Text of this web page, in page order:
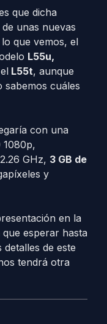
que dicha
unas nuevas
que vemos, el
L55u,
L55t, aunque
sabemos cuáles
con una
1080p,
GHz, 3 GB de
y
en la
esperar hasta
de este
tendrá otra